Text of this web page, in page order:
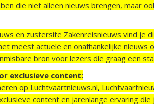
die niet alleen nieuws brengen, maar
en zustersite Zakenreisnieuws vind je
meest actuele en onafhankelijke nieuws
bron voor lezers die graag een
exclusieve content:
op Luchtvaartnieuws.nl,
content en jarenlange ervaring